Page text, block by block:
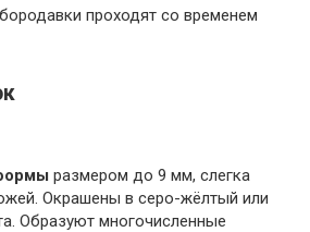
проходят со временем
размером до 9 мм, слегка
Окрашены в серо-жёлтый или
Образуют многочисленные